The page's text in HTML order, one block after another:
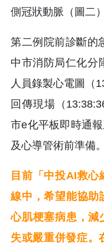
側冠狀動脈（圖二）
第二例院前診斷的
中市消防局仁化分
人員錄製心電圖（
回傳現場（
市e化平板即時通
及心導管術前準備。
目前「中投AI救
線中，希望能協助
心肌梗塞病患，減
失或嚴重併發症。